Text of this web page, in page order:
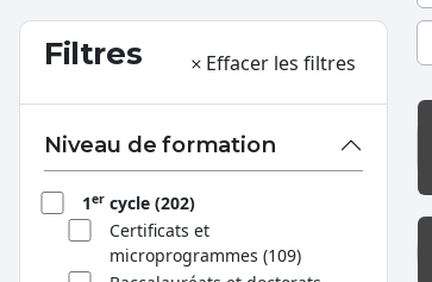
Filtres Effacer les filtres
Niveau de formation
1er cycle (202)
Certificats et
microprogrammes (109)